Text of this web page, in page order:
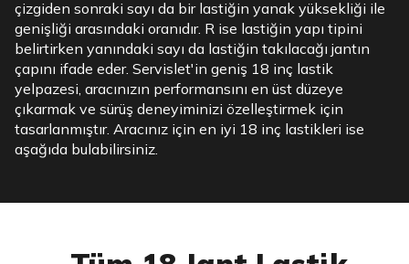
çizgiden sonraki sayı da bir lastiğin yanak yüksekliği ile
genişliği arasındaki oranıdır. R ise lastiğin yapı tipini
belirtirken yanındaki sayı da lastiğin takılacağı jantın
çapını ifade eder. Servislet'in geniş 18 inç lastik
yelpazesi, aracınızın performansını en üst düzeye
çıkarmak ve sürüş deneyiminizi özelleştirmek için
tasarlanmıştır. Aracınız için en iyi 18 inç lastikleri ise
aşağıda bulabilirsiniz.